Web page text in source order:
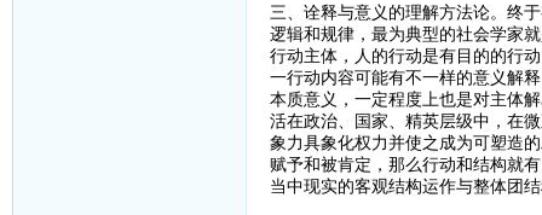
三、诠释与意义的理解方法论。终
逻辑和规律，最为典型的社会学家
行动主体，人的行动是有目的的行
一行动内容可能有不一样的意义解
本质意义，一定程度上也是对主体
活在政治、国家、精英层级中，在
象力具象化权力并使之成为可塑造
赋予和被肯定，那么行动和结构就
当中现实的客观结构运作与整体团